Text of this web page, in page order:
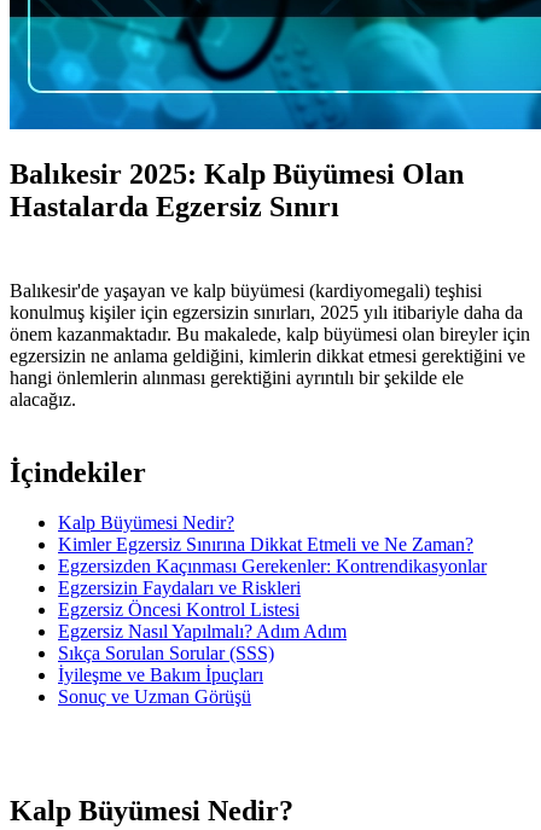
Balıkesir 2025: Kalp Büyümesi Olan
Hastalarda Egzersiz Sınırı
Balıkesir'de yaşayan ve kalp büyümesi (kardiyomegali) teşhisi
konulmuş kişiler için egzersizin sınırları, 2025 yılı itibariyle daha da
önem kazanmaktadır. Bu makalede, kalp büyümesi olan bireyler için
egzersizin ne anlama geldiğini, kimlerin dikkat etmesi gerektiğini ve
hangi önlemlerin alınması gerektiğini ayrıntılı bir şekilde ele
alacağız.
İçindekiler
Kalp Büyümesi Nedir?
Kimler Egzersiz Sınırına Dikkat Etmeli ve Ne Zaman?
Egzersizden Kaçınması Gerekenler: Kontrendikasyonlar
Egzersizin Faydaları ve Riskleri
Egzersiz Öncesi Kontrol Listesi
Egzersiz Nasıl Yapılmalı? Adım Adım
Sıkça Sorulan Sorular (SSS)
İyileşme ve Bakım İpuçları
Sonuç ve Uzman Görüşü
Kalp Büyümesi Nedir?